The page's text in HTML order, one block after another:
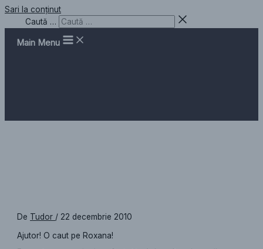
Sari la conținut
Caută …
Main Menu
De Tudor / 22 decembrie 2010
Ajutor! O caut pe Roxana!